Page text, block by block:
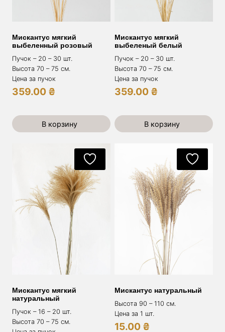
Мискантус мягкий
выбеленный розовый
Пучок – 20 – 30 шт.
Высота 70 – 75 см.
Цена за пучок
359.00 ₴
В корзину
Мискантус мягкий
выбеленый белый
Пучок – 20 – 30 шт.
Высота 70 – 75 см.
Цена за пучок
359.00 ₴
В корзину
Мискантус мягкий
натуральный
Пучок – 16 – 20 шт.
Высота 70 – 75 см.
Мискантус натуральный
Высота 90 – 110 см.
Цена за 1 шт.
15.00 ₴